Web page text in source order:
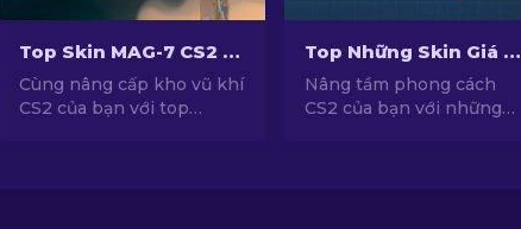
Top Skin MAG-7 CS2 Cho Mọi Ngân Sách
Cùng nâng cấp kho vũ khí
CS2 của bạn với top
Top Những Skin Giá Rẻ Hàng Đầu Trong CS2 [2026]
Nâng tầm phong cách
CS2 của bạn với những